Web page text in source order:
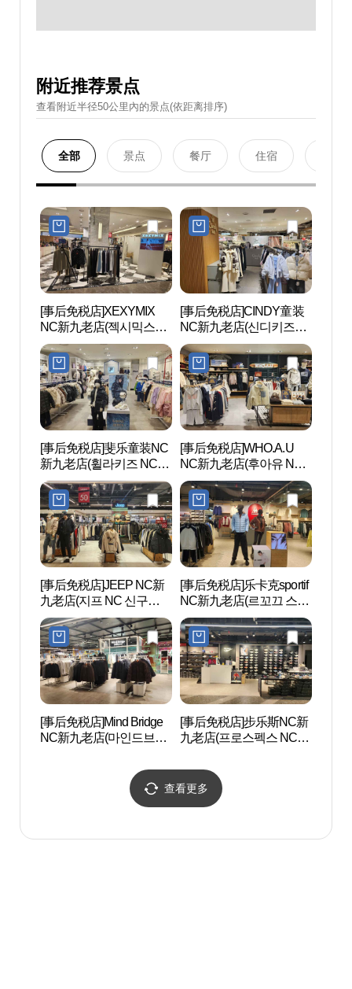
附近推荐景点
查看附近半径50公里內的景点(依距离排序)
全部 景点 餐厅 住宿
[事后免税店]XEXYMIX
NC新九老店(젝시믹스
NC 신구로점)
[事后免税店]CINDY童装
NC新九老店(신디키즈
NC 신구로점)
[事后免税店]斐乐童装NC
新九老店(휠라키즈 NC 신
구로점)
[事后免税店]WHO.A.U
NC新九老店(후아유 NC
신구로점)
[事后免税店]JEEP NC新
九老店(지프 NC 신구로
점)
[事后免税店]乐卡克sportif
NC新九老店(르꼬끄 스포
르티브 NC 신구로점)
[事后免税店]Mind Bridge
NC新九老店(마인드브릿
[事后免税店]步乐斯NC新
九老店(프로스펙스 NC 신
查看更多